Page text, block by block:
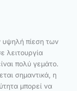
υψηλή πίεση των
λειτουργία
πολύ γεμάτο.
σημαντικά, η
μπορεί να